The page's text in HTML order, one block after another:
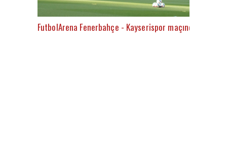
FutbolArena Fenerbahçe - Kayserispor maçında